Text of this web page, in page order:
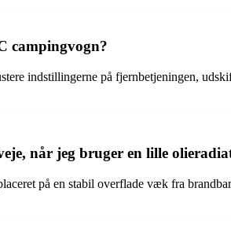
campingvogn?
indstillingerne på fjernbetjeningen,
når jeg bruger en lille
på en stabil overflade væk fra